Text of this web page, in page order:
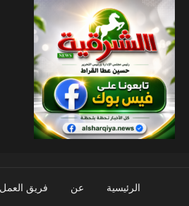
الرئيسية عن فريق العمل